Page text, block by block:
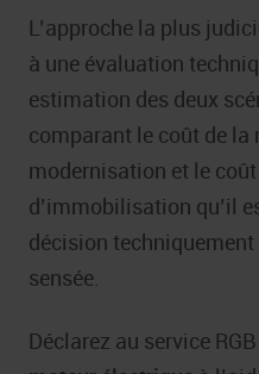
L’approche la plus
à une évaluation
estimation des deux
comparant le coût de la
modernisation et le
d’immobilisation qu’il
décision
sensée.
Déclarez au service